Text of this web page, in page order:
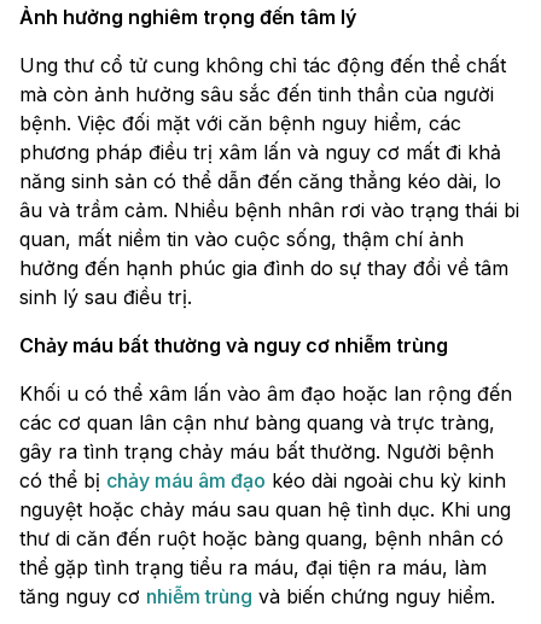
Ảnh hưởng nghiêm trọng đến tâm lý
Ung thư cổ tử cung không chỉ tác động đến thể chất
mà còn ảnh hưởng sâu sắc đến tinh thần của người
bệnh. Việc đối mặt với căn bệnh nguy hiểm, các
phương pháp điều trị xâm lấn và nguy cơ mất đi khả
năng sinh sản có thể dẫn đến căng thẳng kéo dài, lo
âu và trầm cảm. Nhiều bệnh nhân rơi vào trạng thái bi
quan, mất niềm tin vào cuộc sống, thậm chí ảnh
hưởng đến hạnh phúc gia đình do sự thay đổi về tâm
sinh lý sau điều trị.
Chảy máu bất thường và nguy cơ nhiễm trùng
Khối u có thể xâm lấn vào âm đạo hoặc lan rộng đến
các cơ quan lân cận như bàng quang và trực tràng,
gây ra tình trạng chảy máu bất thường. Người bệnh
có thể bị chảy máu âm đạo kéo dài ngoài chu kỳ kinh
nguyệt hoặc chảy máu sau quan hệ tình dục. Khi ung
thư di căn đến ruột hoặc bàng quang, bệnh nhân có
thể gặp tình trạng tiểu ra máu, đại tiện ra máu, làm
tăng nguy cơ nhiễm trùng và biến chứng nguy hiểm.